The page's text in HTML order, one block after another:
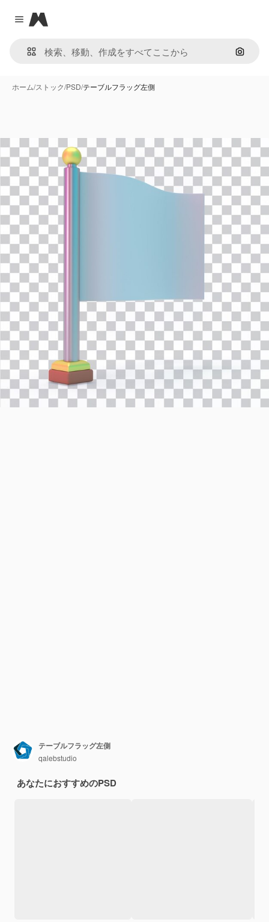
Close menu
Magnific
画像で
ホーム/ストック/PSD/テーブルフラッグ左側
テーブルフラッグ左側
qalebstudio
あなたにおすすめのPSD